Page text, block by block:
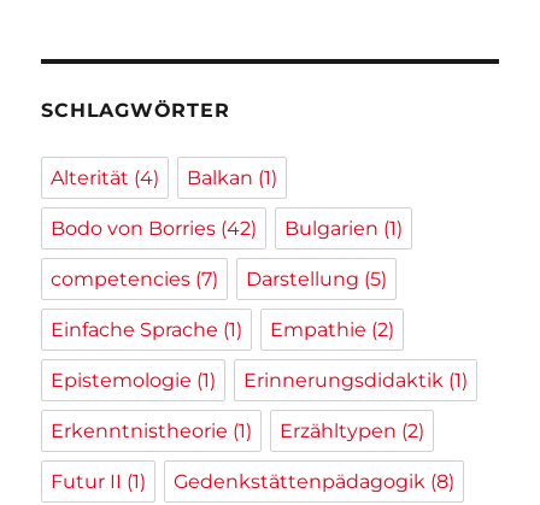
SCHLAGWÖRTER
Alterität (4) Balkan (1)
Bodo von Borries (42) Bulgarien (1)
competencies (7) Darstellung (5)
Einfache Sprache (1) Empathie (2)
Epistemologie (1) Erinnerungsdidaktik (1)
Erkenntnistheorie (1) Erzähltypen (2)
Futur II (1) Gedenkstättenpädagogik (8)